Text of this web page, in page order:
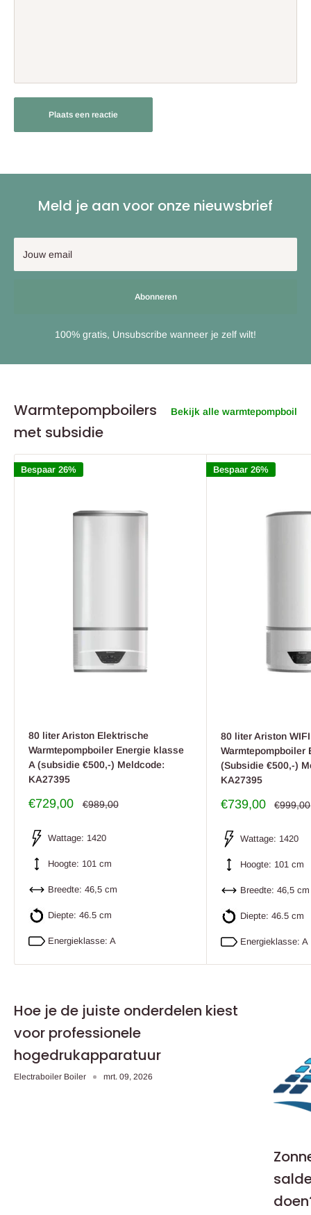
Plaats een reactie
Meld je aan voor onze nieuwsbrief
Jouw email
Abonneren
100% gratis, Unsubscribe wanneer je zelf wilt!
Warmtepompboilers
met subsidie
Bekijk alle warmtepompboilers
Bespaar 26%
80 liter Ariston Elektrische
Warmtepompboiler Energie klasse
A (subsidie €500,-) Meldcode:
KA27395
Uitverkoop
€729,00
Regulier
€989,00
Wattage: 1420
Hoogte: 101 cm
Breedte: 46,5 cm
Diepte: 46.5 cm
Energieklasse: A
Bespaar 26%
80 liter Ariston
Warmtepompboiler
(Subsidie €500,-)
KA27395
Uitverkoop
€739,00
Regulier
€999,00
Wattage: 1420
Hoogte: 101 cm
Breedte: 46,5 cm
Diepte: 46.5 cm
Energieklasse: A
Hoe je de juiste onderdelen kiest
voor professionele
hogedrukapparatuur
Electraboiler Boiler mrt. 09, 2026